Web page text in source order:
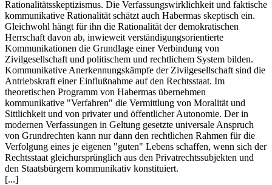
Rationalitätsskeptizismus. Die Verfassungswirklichkeit und faktische
kommunikative Rationalität schätzt auch Habermas skeptisch ein.
Gleichwohl hängt für ihn die Rationalität der demokratischen
Herrschaft davon ab, inwieweit verständigungsorientierte
Kommunikationen die Grundlage einer Verbindung von
Zivilgesellschaft und politischem und rechtlichem System bilden.
Kommunikative Anerkennungskämpfe der Zivilgesellschaft sind die
Antriebskraft einer Einflußnahme auf den Rechtsstaat. Im
theoretischen Programm von Habermas übernehmen
kommunikative "Verfahren" die Vermittlung von Moralität und
Sittlichkeit und von privater und öffentlicher Autonomie. Der in
modernen Verfassungen in Geltung gesetzte universale Anspruch
von Grundrechten kann nur dann den rechtlichen Rahmen für die
Verfolgung eines je eigenen "guten" Lebens schaffen, wenn sich der
Rechtsstaat gleichursprünglich aus den Privatrechtssubjekten und
den Staatsbürgern kommunikativ konstituiert.
[...]